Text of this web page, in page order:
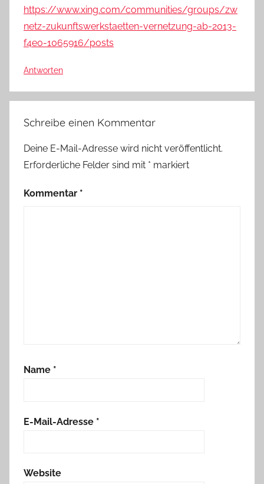
https://www.xing.com/communities/groups/zw
netz-zukunftswerkstaetten-vernetzung-ab-2013-
f4e0-1065916/posts
Antworten
Schreibe einen Kommentar
Deine E-Mail-Adresse wird nicht veröffentlicht.
Erforderliche Felder sind mit * markiert
Kommentar *
Name *
E-Mail-Adresse *
Website